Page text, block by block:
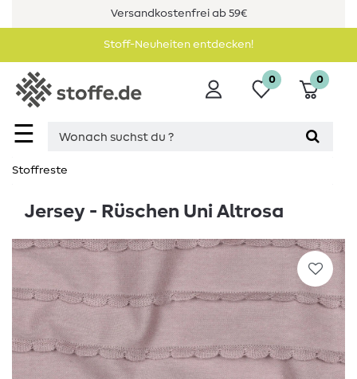
Versandkostenfrei ab 59€
Stoff-Neuheiten entdecken!
☰
0 0
Stoffreste
Jersey - Rüschen Uni Altrosa